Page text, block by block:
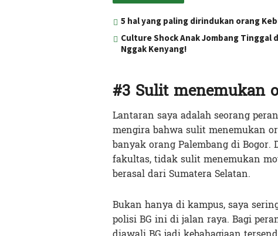
5 hal yang paling dirindukan orang
Culture Shock Anak Jombang Tinggal
Nggak Kenyang!
#3 Sulit menemukan
Lantaran saya adalah seorang
mengira bahwa sulit menemukan
banyak orang Palembang di
fakultas, tidak sulit menemukan
berasal dari Sumatera Selatan.
Bukan hanya di kampus, saya
polisi BG ini di jalan raya. Bagi